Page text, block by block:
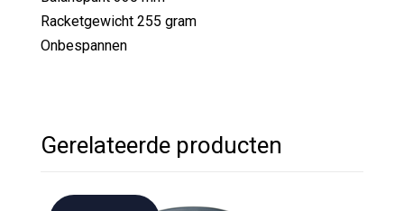
Racketgewicht 255 gram
Onbespannen
Gerelateerde producten